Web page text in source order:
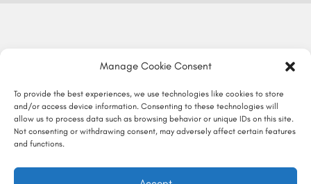
Manage Cookie Consent
To provide the best experiences, we use technologies like cookies to store
and/or access device information. Consenting to these technologies will
allow us to process data such as browsing behavior or unique IDs on this site.
Not consenting or withdrawing consent, may adversely affect certain features
and functions.